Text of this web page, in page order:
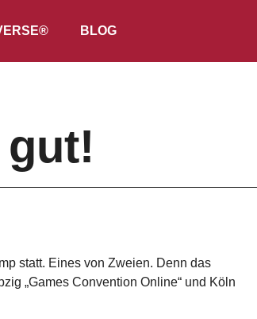
BLOG
statt. Eines von Zweien. Denn das
„Games Convention Online“ und Köln